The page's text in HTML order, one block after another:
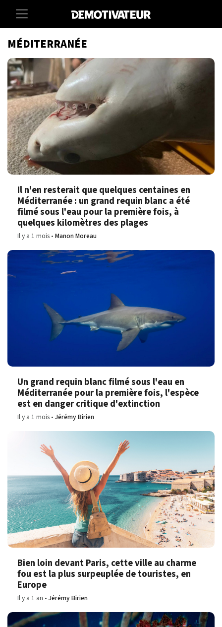
MÉDITERRANÉE
Il n'en resterait que quelques centaines en
Méditerranée : un grand requin blanc a été
filmé sous l'eau pour la première fois, à
quelques kilomètres des plages
Il y a 1 mois Manon Moreau
Un grand requin blanc filmé sous l'eau en
Méditerranée pour la première fois, l'espèce
est en danger critique d'extinction
Il y a 1 mois Jérémy Birien
Bien loin devant Paris, cette ville au charme
fou est la plus surpeuplée de touristes, en
Europe
Il y a 1 an Jérémy Birien